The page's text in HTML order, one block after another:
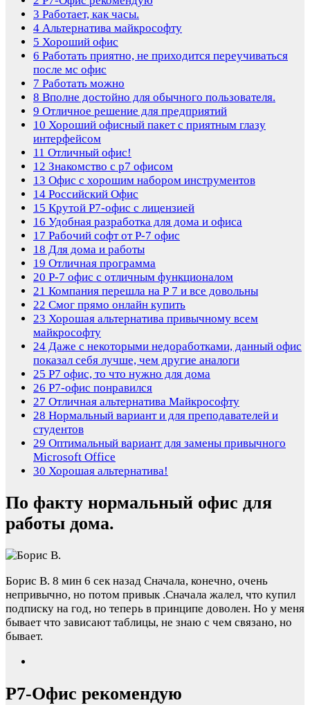
3 Работает, как часы.
4 Альтернатива майкрософту
5 Хороший офис
6 Работать приятно, не приходится переучиваться
после мс офис
7 Работать можно
8 Вполне достойно для обычного пользователя.
9 Отличное решение для предприятий
10 Хороший офисный пакет с приятным глазу
интерфейсом
11 Отличный офис!
12 Знакомство с р7 офисом
13 Офис с хорошим набором инструментов
14 Российский Офис
15 Крутой Р7-офис с лицензией
16 Удобная разработка для дома и офиса
17 Рабочий софт от Р-7 офис
18 Для дома и работы
19 Отличная программа
20 Р-7 офис с отличным функционалом
21 Компания перешла на Р 7 и все довольны
22 Смог прямо онлайн купить
23 Хорошая альтернатива привычному всем
майкрософту
24 Даже с некоторыми недоработками, данный офис
показал себя лучше, чем другие аналоги
25 Р7 офис, то что нужно для дома
26 Р7-офис понравился
27 Отличная альтернатива Майкрософту
28 Нормальный вариант и для преподавателей и
студентов
29 Оптимальный вариант для замены привычного
Microsoft Office
30 Хорошая альтернатива!
По факту нормальный офис для
работы дома.
Борис В. 8 мин 6 сек назад Сначала, конечно, очень
непривычно, но потом привык .Сначала жалел, что купил
подписку на год, но теперь в принципе доволен. Но у меня
бывает что зависают таблицы, не знаю с чем связано, но
бывает.
Р7-Офис рекомендую